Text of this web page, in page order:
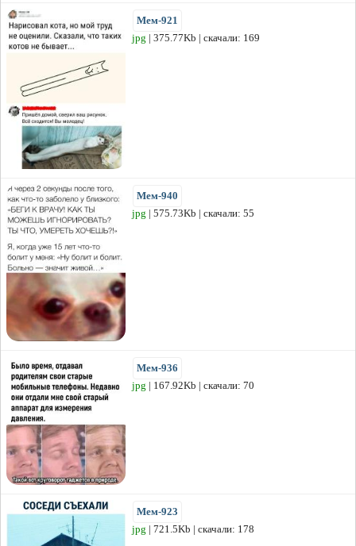
Мем-921
jpg | 375.77Kb | скачали: 169
Мем-940
jpg | 575.73Kb | скачали: 55
Мем-936
jpg | 167.92Kb | скачали: 70
Мем-923
jpg | 721.5Kb | скачали: 178